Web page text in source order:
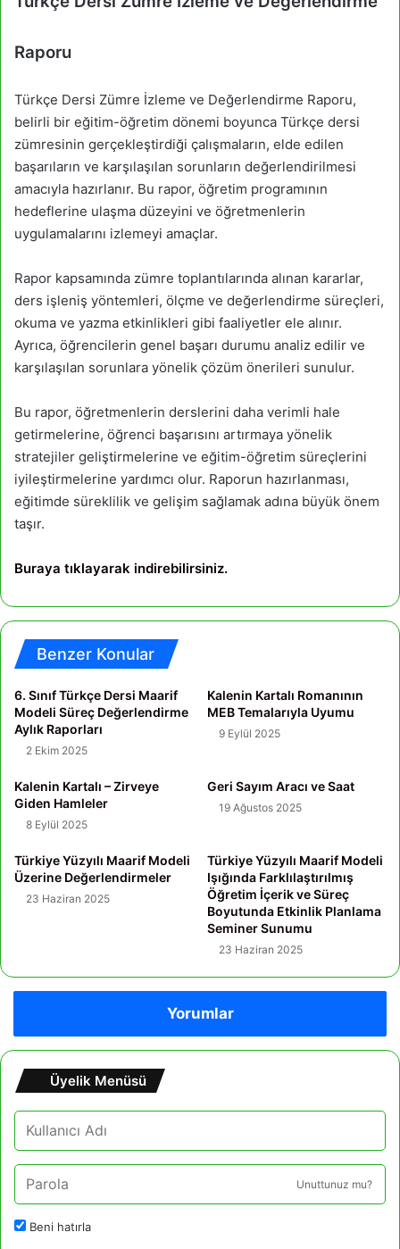
Raporu
Türkçe Dersi Zümre İzleme ve Değerlendirme Raporu,
belirli bir eğitim-öğretim dönemi boyunca Türkçe dersi
zümresinin gerçekleştirdiği çalışmaların, elde edilen
başarıların ve karşılaşılan sorunların değerlendirilmesi
amacıyla hazırlanır. Bu rapor, öğretim programının
hedeflerine ulaşma düzeyini ve öğretmenlerin
uygulamalarını izlemeyi amaçlar.
Rapor kapsamında zümre toplantılarında alınan kararlar,
ders işleniş yöntemleri, ölçme ve değerlendirme süreçleri,
okuma ve yazma etkinlikleri gibi faaliyetler ele alınır.
Ayrıca, öğrencilerin genel başarı durumu analiz edilir ve
karşılaşılan sorunlara yönelik çözüm önerileri sunulur.
Bu rapor, öğretmenlerin derslerini daha verimli hale
getirmelerine, öğrenci başarısını artırmaya yönelik
stratejiler geliştirmelerine ve eğitim-öğretim süreçlerini
iyileştirmelerine yardımcı olur. Raporun hazırlanması,
eğitimde süreklilik ve gelişim sağlamak adına büyük önem
taşır.
Buraya tıklayarak indirebilirsiniz.
Benzer Konular
6. Sınıf Türkçe Dersi Maarif
Modeli Süreç Değerlendirme
Aylık Raporları
2 Ekim 2025
Kalenin Kartalı Romanının
MEB Temalarıyla Uyumu
9 Eylül 2025
Kalenin Kartalı – Zirveye
Giden Hamleler
8 Eylül 2025
Geri Sayım Aracı ve Saat
19 Ağustos 2025
Türkiye Yüzyılı Maarif Modeli
Üzerine Değerlendirmeler
23 Haziran 2025
Türkiye Yüzyılı Maarif Modeli
Işığında Farklılaştırılmış
Öğretim İçerik ve Süreç
Boyutunda Etkinlik Planlama
Seminer Sunumu
23 Haziran 2025
Yorumlar
Üyelik Menüsü
Unuttunuz mu?
Beni hatırla